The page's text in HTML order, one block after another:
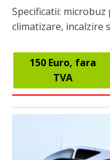
Specificatii:
climatizare, incalzire
150 Euro, fara
TVA